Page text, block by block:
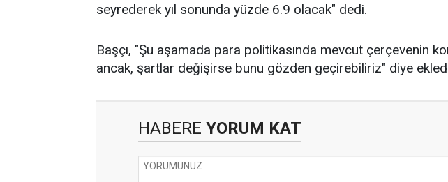
seyrederek yıl sonunda yüzde 6.9 olacak" dedi.
Başçı, "Şu aşamada para politikasında mevcut çerçevenin
ancak, şartlar değişirse bunu gözden geçirebiliriz" diye
HABERE YORUM KAT